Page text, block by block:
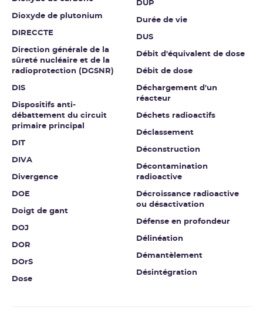
Dioxyde de plutonium
DIRECCTE
Direction générale de la
sûreté nucléaire et de la
radioprotection (DGSNR)
DIS
Dispositifs anti-
débattement du circuit
primaire principal
DIT
DIVA
Divergence
DOE
Doigt de gant
DOJ
DOR
DOrS
Dose
DUP
Durée de vie
DUS
Débit d'équivalent de dose
Débit de dose
Déchargement d'un
réacteur
Déchets radioactifs
Déclassement
Déconstruction
Décontamination
radioactive
Décroissance radioactive
ou désactivation
Défense en profondeur
Délinéation
Démantèlement
Désintégration